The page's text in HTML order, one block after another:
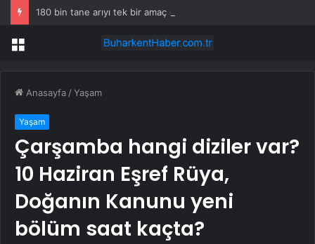
180 bin tane arıyı tek bir amaç doğaya saldılar
Menü
Anasayfa /Yaşam
Yaşam
Çarşamba hangi diziler var?
10 Haziran Eşref Rüya,
Doğanın Kanunu yeni
bölüm saat kaçta?